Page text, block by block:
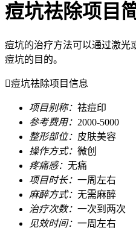
痘坑祛除项目
痘坑的治疗方法可以通过激光
痘坑的目的。
痘坑祛除项目信息
项目别称： 祛痘印
参考费用： 2000-5000
整形部位： 皮肤美容
操作方式： 微创
疼痛感： 无痛
项目时长： 一周左右
麻醉方式： 无需麻醉
治疗次数： 一次到两次
见效时间： 一周左右